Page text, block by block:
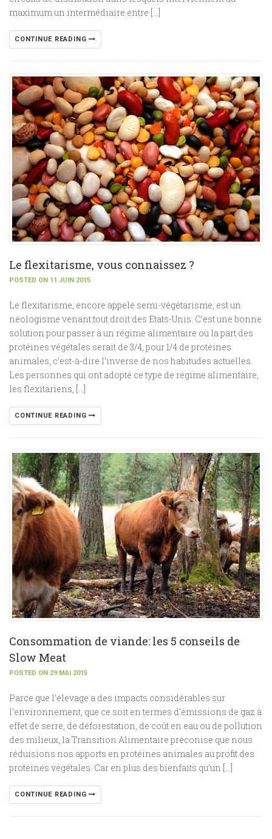
maximum un intermédiaire entre […]
CONTINUE READING
Le flexitarisme, vous connaissez ?
POSTED ON 11 JUIN 2015
Le flexitarisme, encore appelé semi-végétarisme, est un
néologisme venant tout droit des Etats-Unis. C’est une bonne
solution pour passer à un régime alimentaire où la part des
protéines végétales serait de 3/4, pour 1/4 de protéines
animales, c’est-à-dire l’inverse de nos habitudes actuelles.
Les personnes qui ont adopté ce type de régime alimentaire,
les flexitariens, […]
CONTINUE READING
Consommation de viande: les 5 conseils de
Slow Meat
POSTED ON 29 MAI 2015
Parce que l’élevage a des impacts considérables sur
l’environnement, que ce soit en termes d’émissions de gaz à
effet de serre, de déforestation, de coût en eau ou de pollution
des milieux, la Transition Alimentaire préconise que nous
réduisions nos apports en protéines animales au profit des
protéines végétales. Car en plus des bienfaits qu’un […]
CONTINUE READING